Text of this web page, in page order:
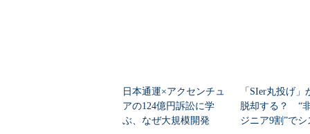
日本通運×アクセンチュ
アの124億円訴訟に学
ぶ、なぜ大規模開発
「SIer丸投げ」
脱却する？ “
ジニア9割”でシ